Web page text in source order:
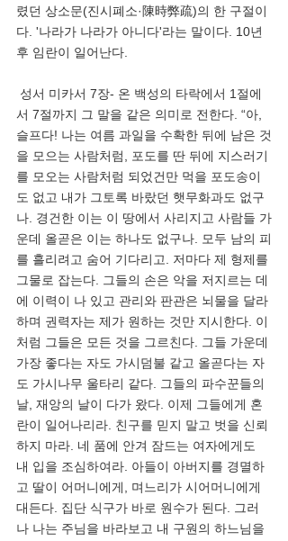
렸던 상소문(진시폐소·陳時弊疏)의 한 구절이
다. '나라가 나라가 아니다'라는 말이다. 10년
후 임란이 일어난다.
서 7절까지 그 말을 같은 의미로 전한다. “아,
슬프다! 나는 여름 과일을 수확한 뒤에 남은 것
을 모으는 사람처럼, 포도를 딴 뒤에 지스러기
를 모오는 사람처럼 되었건만 먹을 포도송이
도 없고 내가 그토록 바랐던 햇무화과도 없구
나. 경건한 이는 이 땅에서 사리지고 사람들 가
운데 올곧은 이는 하나도 없구나. 모두 남의 피
를 흘리려고 숨어 기다리고. 저마다 제 형제를
그물로 잡는다. 그들의 손은 악을 저지르는 데
에 이력이 나 있고 관리와 판관은 뇌물을 달라
하며 권력자는 제가 원하는 것만 지시한다. 이
처럼 그들은 모든 것을 그르친다. 그들 가운데
가장 좋다는 자도 가시덤불 같고 올곧다는 자
도 가시나무 울타리 같다. 그들의 파수꾼들의
날, 재앙의 날이 다가 왔다. 이제 그들에게 혼
란이 일어나리라. 친구를 믿지 말고 벗을 신뢰
하지 마라. 네 품에 안겨 잠드는 여자에게도
내 입을 조심하여라. 아들이 아버지를 경멸하
고 딸이 어머니에게, 며느리가 시어머니에게
대든다. 집단 식구가 바로 원수가 된다. 그러
나 나는 주님을 바라보고 내 구원의 하느님을